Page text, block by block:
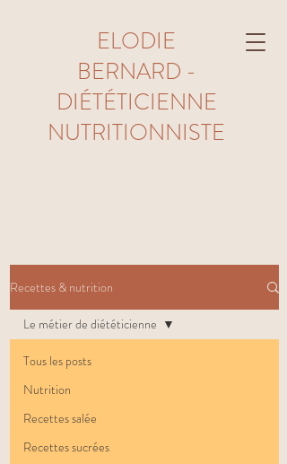
ELODIE
BERNARD -
DIÉTÉTICIENNE
NUTRITIONNISTE
Recettes & nutrition
Tous les posts
Nutrition
Recettes salée
Recettes sucrées
Le métier de diététicienne